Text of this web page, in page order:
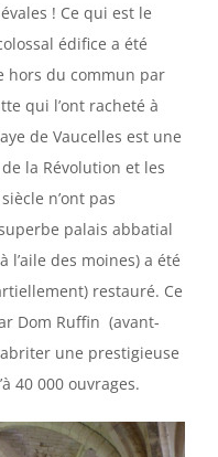
! Ce qui est le
édifice a été
hors du commun par
qui l’ont racheté à
de Vaucelles est une
la Révolution et les
n’ont pas
palais abbatial
l’aile des moines) a été
restauré. Ce
Dom Ruffin (avant-
une prestigieuse
40 000 ouvrages.